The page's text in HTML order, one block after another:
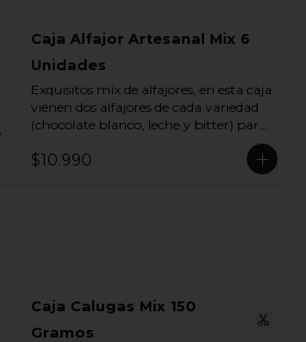
Caja Alfajor Artesanal Mix 6
Unidades
Exquisitos mix de alfajores, en esta caja
vienen dos alfajores de cada variedad
(chocolate blanco, leche y bitter) para
querido.
$10.990
Caja Calugas Mix 150
Gramos